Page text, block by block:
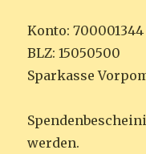
Konto: 700001344
BLZ: 15050500
Sparkasse
werden.